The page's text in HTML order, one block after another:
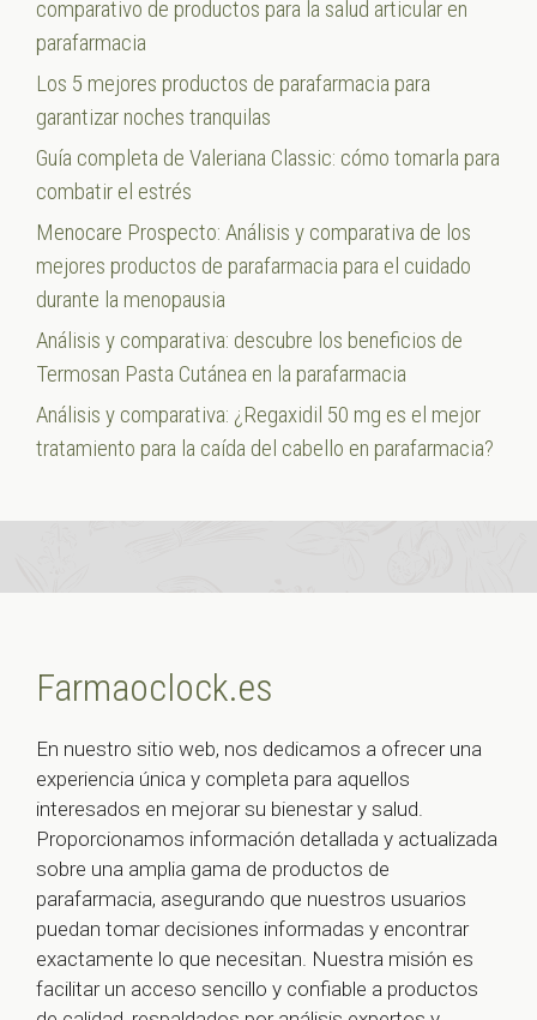
comparativo de productos para la salud articular en
parafarmacia
Los 5 mejores productos de parafarmacia para
garantizar noches tranquilas
Guía completa de Valeriana Classic: cómo tomarla para
combatir el estrés
Menocare Prospecto: Análisis y comparativa de los
mejores productos de parafarmacia para el cuidado
durante la menopausia
Análisis y comparativa: descubre los beneficios de
Termosan Pasta Cutánea en la parafarmacia
Análisis y comparativa: ¿Regaxidil 50 mg es el mejor
tratamiento para la caída del cabello en parafarmacia?
Farmaoclock.es
En nuestro sitio web, nos dedicamos a ofrecer una
experiencia única y completa para aquellos
interesados en mejorar su bienestar y salud.
Proporcionamos información detallada y actualizada
sobre una amplia gama de productos de
parafarmacia, asegurando que nuestros usuarios
puedan tomar decisiones informadas y encontrar
exactamente lo que necesitan. Nuestra misión es
facilitar un acceso sencillo y confiable a productos